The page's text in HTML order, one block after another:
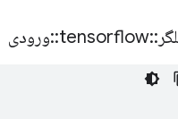
::
tensorflow
::ورودی